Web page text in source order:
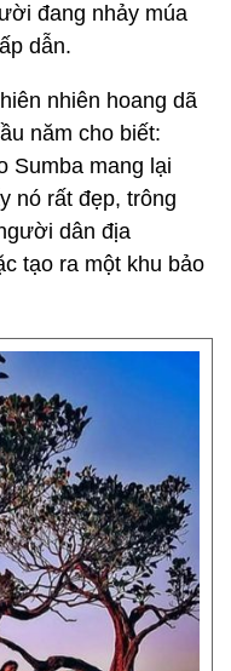
đang nhảy múa
dẫn.
nhiên hoang dã
năm cho biết:
Sumba mang lại
nó rất đẹp, trông
dân địa
tạo ra một khu bảo